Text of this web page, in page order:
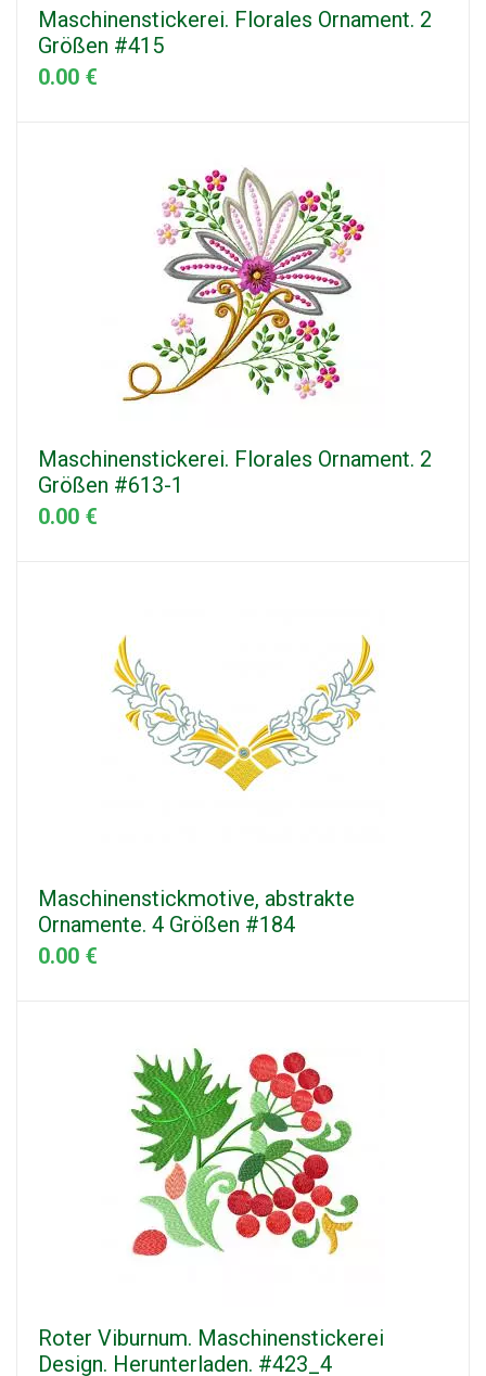
Maschinenstickerei. Florales Ornament. 2
Größen #415
0.00 €
Maschinenstickerei. Florales Ornament. 2
Größen #613-1
0.00 €
Maschinenstickmotive, abstrakte
Ornamente. 4 Größen #184
0.00 €
Roter Viburnum. Maschinenstickerei
Design. Herunterladen. #423_4